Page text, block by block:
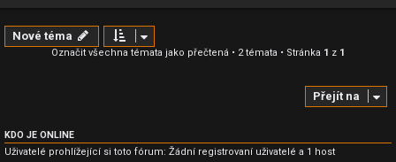
Nové téma
Označit všechna témata jako přečtená • 2 témata • Stránka 1 z 1
Přejít na
KDO JE ONLINE
Uživatelé prohlížející si toto fórum: Žádní registrovaní uživatelé a 1 host